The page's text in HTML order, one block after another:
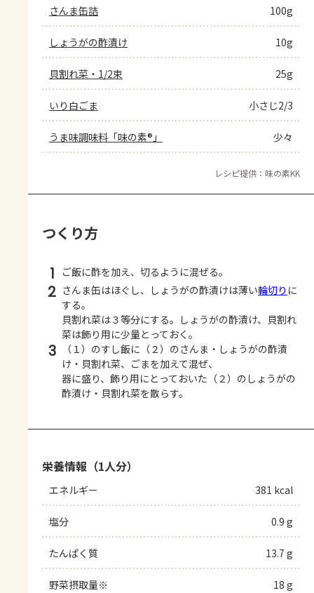
さんま缶詰 100g
しょうがの酢漬け 10g
貝割れ菜・1/2束 25g
いり白ごま 小さじ2/3
うま味調味料「味の素®」 少々
レシピ提供：味の素KK
つくり方
1 ご飯に酢を加え、切るように混ぜる。
2 さんま缶はほぐし、しょうがの酢漬けは薄い輪切り に
する。
貝割れ菜は３等分にする。しょうがの酢漬け、貝割れ
菜は飾り用に少量とっておく。
3
（１）のすし飯に（２）のさんま・しょうがの酢漬
け・貝割れ菜、ごまを加えて混ぜ、
器に盛り、飾り用にとっておいた（２）のしょうがの
酢漬け・貝割れ菜を散らす。
栄養情報（1人分）
エネルギー 381 kcal
塩分 0.9 g
たんぱく質 13.7 g
野菜摂取量※ 18 g